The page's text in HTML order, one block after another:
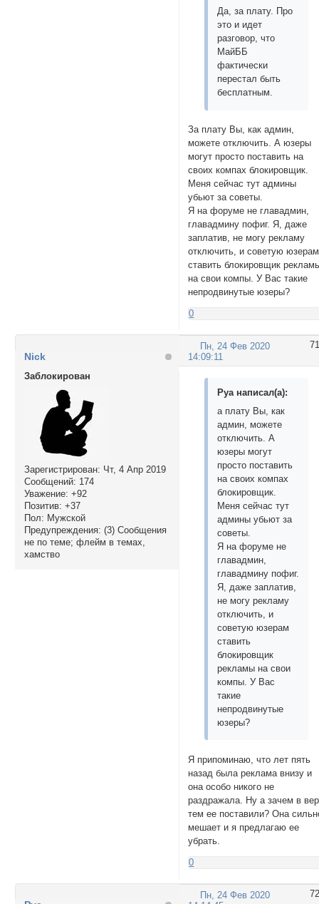
Да, за плату. Про
это и идет
разговор, что
МайББ
фактически
перестал быть
бесплатным.
За плату Вы, как админ,
можете отключить. А юзеры
могут просто поставить на
своих компах блокировщик.
Меня сейчас тут админы
убьют за советы.
Я на форуме не главадмин,
главадмину пофиг. Я, даже
заплатив, не могу рекламу
отключить, и советую юзерам
ставить блокировщик
на свои компы. У Вас такие
непродвинутые юзеры?
0
71
Пн, 24 Фев 2020
14:09:11
Nick
Заблокирован
Зарегистрирован: Чт, 4 Апр 2019
Сообщений: 174
Уважение: +92
Позитив: +37
Пол: Мужской
Предупреждения: (3) Сообщения
не по теме; флейм в темах,
хамство
Руа написал(а):
а плату Вы, как
админ, можете
отключить. А
юзеры могут
просто поставить
на своих компах
блокировщик.
Меня сейчас тут
админы убьют за
советы.
Я на форуме не
главадмин,
главадмину пофиг.
Я, даже заплатив,
не могу рекламу
отключить, и
советую юзерам
ставить
блокировщик
рекламы на свои
компы. У Вас
такие
непродвинутые
юзеры?
Я припоминаю, что лет пять
назад была реклама внизу и
она особо никого не
раздражала. Ну а зачем в
тем ее поставили? Она
мешает и я предлагаю ее
убрать.
0
72
Пн, 24 Фев 2020